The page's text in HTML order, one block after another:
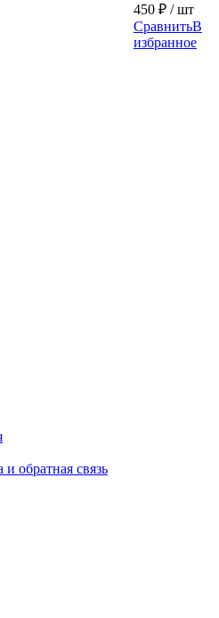
450 ₽/ шт
СравнитьВ
избранное
обратная связь